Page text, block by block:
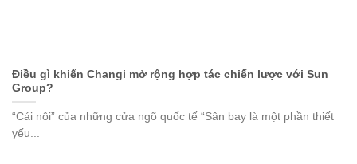
Điều gì khiến Changi mở rộng hợp tác chiến lược với Sun
Group?
“Cái nôi” của những cửa ngõ quốc tế “Sân bay là một phần thiết
yếu...